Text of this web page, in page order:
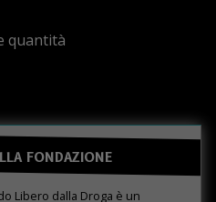
quantità
FONDAZIONE
Libero dalla Droga è un